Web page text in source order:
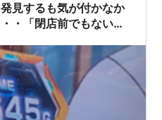
見するも気が付かなか
・「閉店前でもないの
スロ スロット スマス